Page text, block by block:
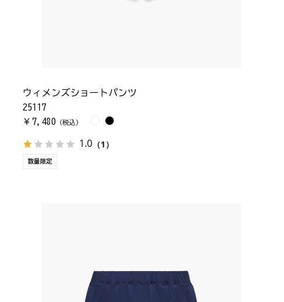
ウィメンズショートパンツ
25117
￥ 7,480 （税込）
1.0（1）
数量限定